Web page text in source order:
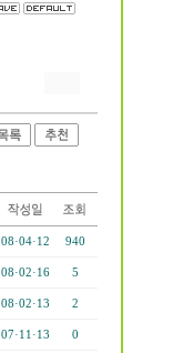
08·04·12 940
08·02·16 5
08·02·13 2
07·11·13 0